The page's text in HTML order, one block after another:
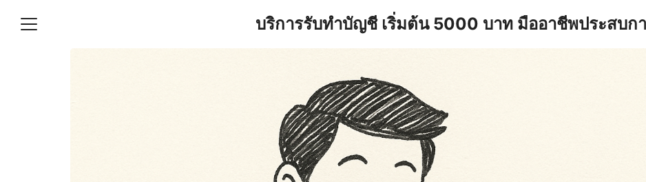
บริการรับทำบัญชี เริ่มต้น 5000 บาท มืออาชีพประสบก